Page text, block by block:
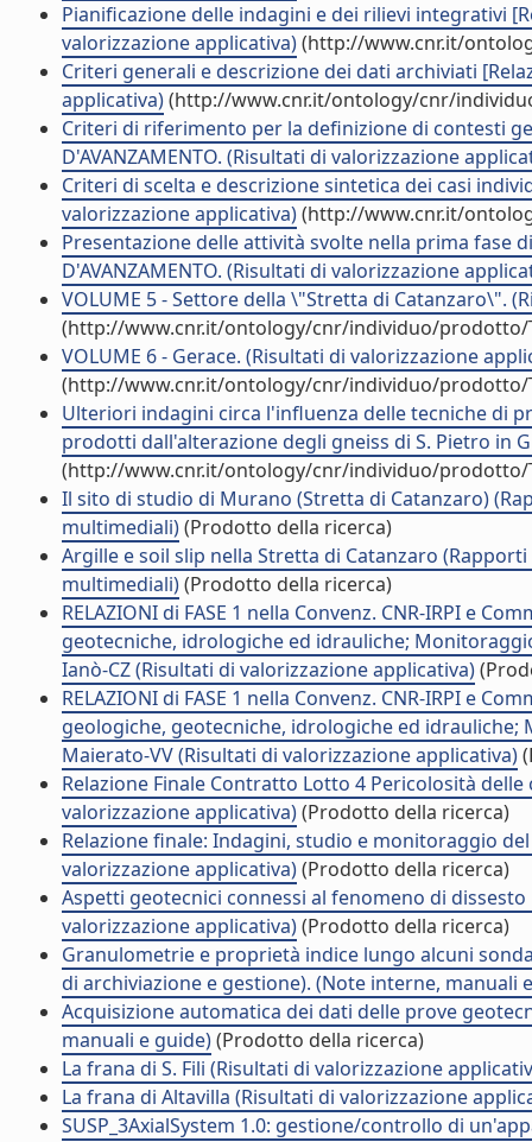
Pianificazione delle indagini e dei rilievi integrativi
valorizzazione applicativa)(http://www.cnr.it/
Criteri generali e descrizione dei dati archiviati
applicativa)(http://www.cnr.it/ontology/cnr/
Criteri di riferimento per la definizione di contesti
D'AVANZAMENTO. (Risultati di valorizzazione
Criteri di scelta e descrizione sintetica dei casi
valorizzazione applicativa)(http://www.cnr.it/
Presentazione delle attività svolte nella prima fase
D'AVANZAMENTO. (Risultati di valorizzazione
VOLUME 5 - Settore della \"Stretta di Catanzaro\".
(http://www.cnr.it/ontology/cnr/individuo/prodotto/
VOLUME 6 - Gerace. (Risultati di valorizzazione
(http://www.cnr.it/ontology/cnr/individuo/prodotto/
Ulteriori indagini circa l'influenza delle tecniche di
prodotti dall'alterazione degli gneiss di S. Pietro in
(http://www.cnr.it/ontology/cnr/individuo/prodotto/
Il sito di studio di Murano (Stretta di Catanzaro)
multimediali)(Prodotto della ricerca)
Argille e soil slip nella Stretta di Catanzaro
multimediali)(Prodotto della ricerca)
RELAZIONI di FASE 1 nella Convenz. CNR-IRPI e
geotecniche, idrologiche ed idrauliche;
Ianò-CZ (Risultati di valorizzazione applicativa)
RELAZIONI di FASE 1 nella Convenz. CNR-IRPI e
geologiche, geotecniche, idrologiche ed idrauliche;
Maierato-VV (Risultati di valorizzazione applicativa)
Relazione Finale Contratto Lotto 4 Pericolosità
valorizzazione applicativa)(Prodotto della ricerca)
Relazione finale: Indagini, studio e monitoraggio
valorizzazione applicativa)(Prodotto della ricerca)
Aspetti geotecnici connessi al fenomeno di
valorizzazione applicativa)(Prodotto della ricerca)
Granulometrie e proprietà indice lungo alcuni
di archiviazione e gestione). (Note interne, manuali
Acquisizione automatica dei dati delle prove
manuali e guide)(Prodotto della ricerca)
La frana di S. Fili (Risultati di valorizzazione
La frana di Altavilla (Risultati di valorizzazione
SUSP_3AxialSystem 1.0: gestione/controllo di